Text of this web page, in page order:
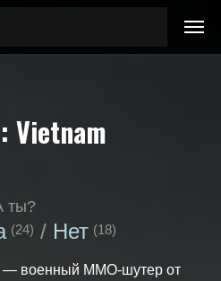
Vietnam
ты?
(24) Нет (18)
— военный ММО-шутер от